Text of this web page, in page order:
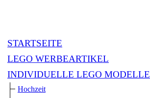
STARTSEITE
LEGO WERBEARTIKEL
INDIVIDUELLE LEGO MODELLE
Hochzeit